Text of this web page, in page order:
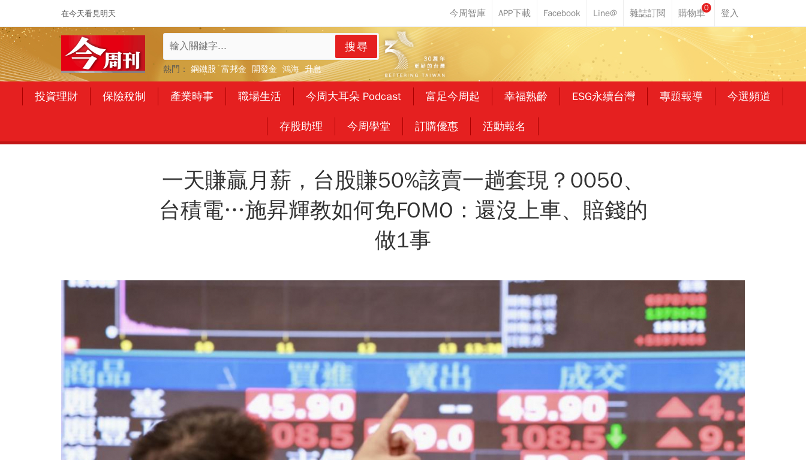
在今天看見明天
0
搜尋
熱門： 鋼鐵股 富邦金 開發金 鴻海 升息
投資理財 保險稅制 產業時事 職場生活 今周大耳朵 Podcast 富足今周起 幸福熟齡 ESG永續台灣 專題報導 今選頻道
存股助理 今周學堂 訂購優惠 活動報名
一天賺贏月薪，台股賺50%該賣一趟套現？0050、
台積電…施昇輝教如何免FOMO：還沒上車、賠錢的
做1事